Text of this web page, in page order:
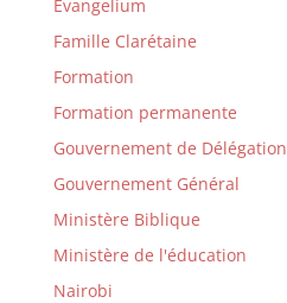
Evangelium
Famille Clarétaine
Formation
Formation permanente
Gouvernement de Délégation
Gouvernement Général
Ministère Biblique
Ministère de l'éducation
Nairobi